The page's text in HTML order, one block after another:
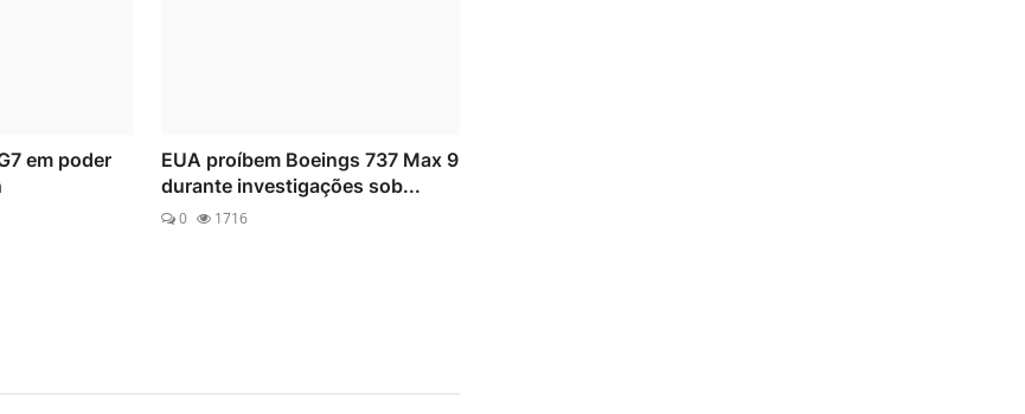
em poder
EUA proíbem Boeings 737 Max 9
durante investigações sob...
0 1716